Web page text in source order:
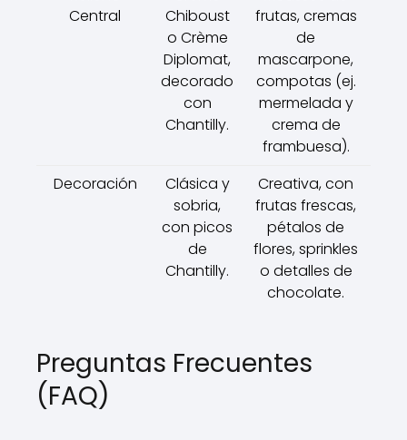
Central
Chiboust
o Crème
Diplomat,
decorado
con
Chantilly.
frutas, cremas
de
mascarpone,
compotas (ej.
mermelada y
crema de
frambuesa).
Decoración
Clásica y
sobria,
con picos
de
Chantilly.
Creativa, con
frutas frescas,
pétalos de
flores, sprinkles
o detalles de
chocolate.
Preguntas Frecuentes
(FAQ)